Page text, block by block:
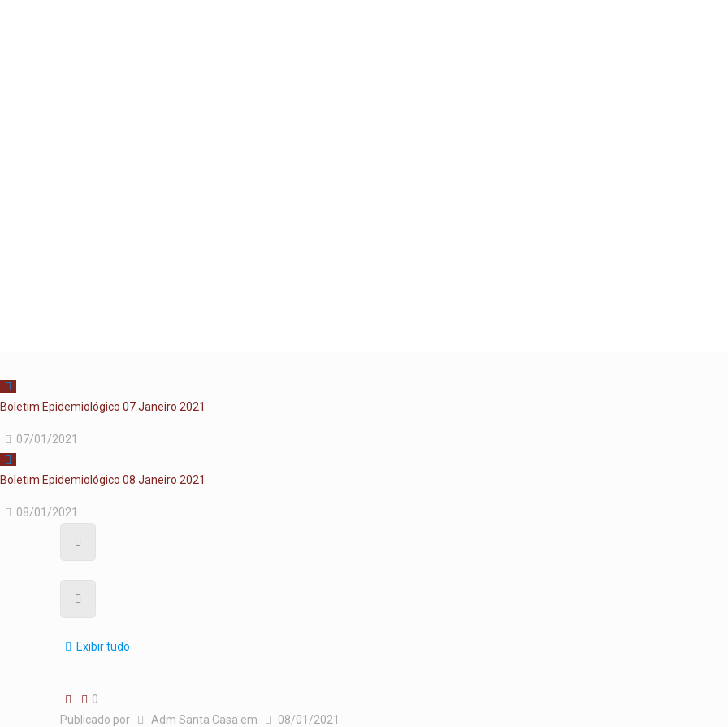
Boletim Epidemiológico 07 Janeiro 2021
07/01/2021
Boletim Epidemiológico 08 Janeiro 2021
08/01/2021
Exibir tudo
0
Publicado por
Adm Santa Casa em
08/01/2021